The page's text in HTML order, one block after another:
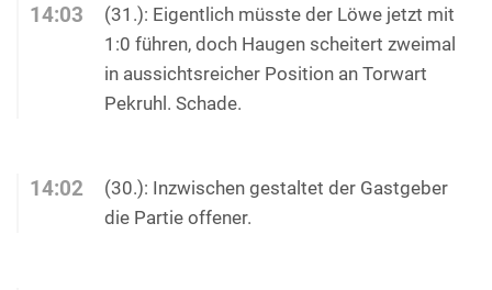
14:03
(31.): Eigentlich müsste der Löwe jetzt mit
1:0 führen, doch Haugen scheitert zweimal
in aussichtsreicher Position an Torwart
Pekruhl. Schade.
14:02
(30.): Inzwischen gestaltet der Gastgeber
die Partie offener.